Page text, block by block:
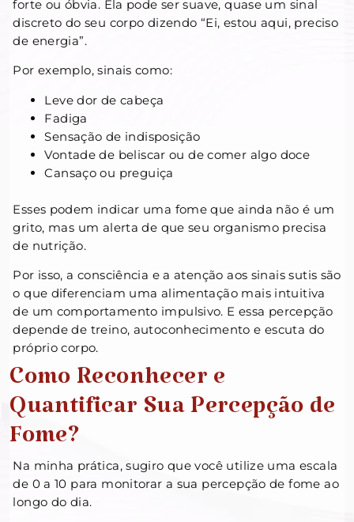
forte ou óbvia. Ela pode ser suave, quase um sinal
discreto do seu corpo dizendo “Ei, estou aqui, preciso
de energia”.
Por exemplo, sinais como:
Leve dor de cabeça
Fadiga
Sensação de indisposição
Vontade de beliscar ou de comer algo doce
Cansaço ou preguiça
Esses podem indicar uma fome que ainda não é um
grito, mas um alerta de que seu organismo precisa
de nutrição.
Por isso, a consciência e a atenção aos sinais sutis são
o que diferenciam uma alimentação mais intuitiva
de um comportamento impulsivo. E essa percepção
depende de treino, autoconhecimento e escuta do
próprio corpo.
Como Reconhecer e
Quantificar Sua Percepção de
Fome?
Na minha prática, sugiro que você utilize uma escala
de 0 a 10 para monitorar a sua percepção de fome ao
longo do dia.